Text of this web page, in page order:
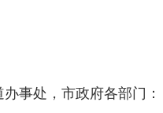
办事处，市政府各部门：